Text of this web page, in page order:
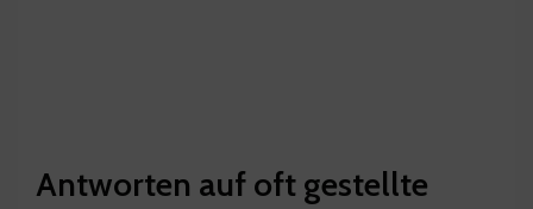
Antworten auf oft gestellte